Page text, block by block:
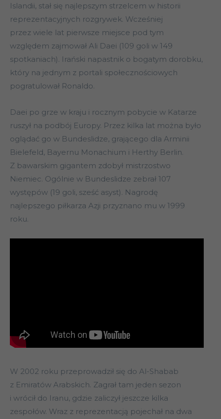
Islandii, stał się najlepszym strzelcem w historii
reprezentacyjnych rozgrywek. Wcześniej
przez wiele lat pierwsze miejsce pod tym
względem zajmował Ali Daei (109 goli w 149
spotkaniach). Irański napastnik o bogatym dorobku,
który na jednym z portali społecznościowych
pogratulował Ronaldo.
Daei po grze w kraju i rocznym pobycie w Katarze
ruszył na podbój Europy. Przez kilka lat można było
oglądać go w Bundeslidze, grającego dla Arminii
Bielefeld, Bayernu Monachium i Herthy Berlin.
Z bawarskim gigantem zdobył mistrzostwo
Niemiec. Ogólnie w Bundeslidze zebrał 107
występów (19 goli, sześć asyst). Nagrodę
najlepszego piłkarza Azji przyznano mu w 1999
roku.
W 2002 roku przeprowadził się do Al-Shabab
z Emiratów Arabskich. Zagrał tam jeden sezon
i wrócił do Iranu, gdzie zaliczył jeszcze kilka
zespołów. Wraz z reprezentacją pojechał na dwa